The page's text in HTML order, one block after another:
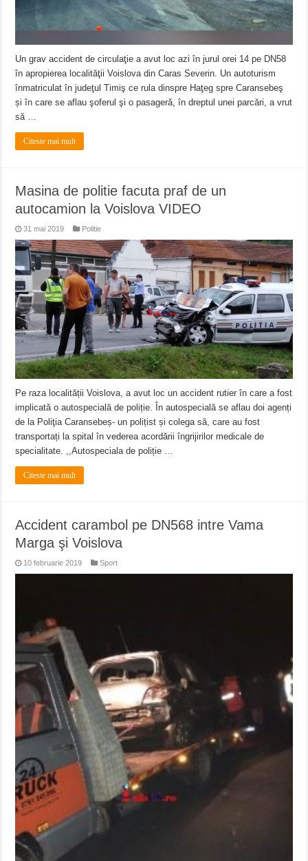
Un grav accident de circulaţie a avut loc azi în jurul orei 14 pe DN58
în apropierea localităţii Voislova din Caras Severin. Un autoturism
înmatriculat în judeţul Timiş ce rula dinspre Haţeg spre Caransebeş
și în care se aflau şoferul şi o pasageră, în dreptul unei parcări, a vrut
să …
Citeste mai mult
Masina de politie facuta praf de un
autocamion la Voislova VIDEO
31 mai 2019 Politie
Pe raza localității Voislova, a avut loc un accident rutier în care a fost
implicată o autospecială de poliție. În autospecială se aflau doi agenți
de la Poliţia Caransebeș- un polițist și colega să, care au fost
transportați la spital în vederea acordării îngrijirilor medicale de
specialitate. ,,Autospeciala de poliție …
Citeste mai mult
Accident carambol pe DN568 intre Vama
Marga şi Voislova
10 februarie 2019 Sport